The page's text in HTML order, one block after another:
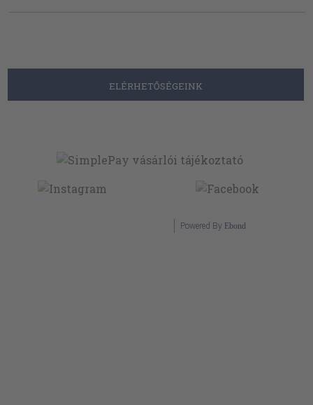
ELÉRHETŐSÉGEINK
Powered By Ebond